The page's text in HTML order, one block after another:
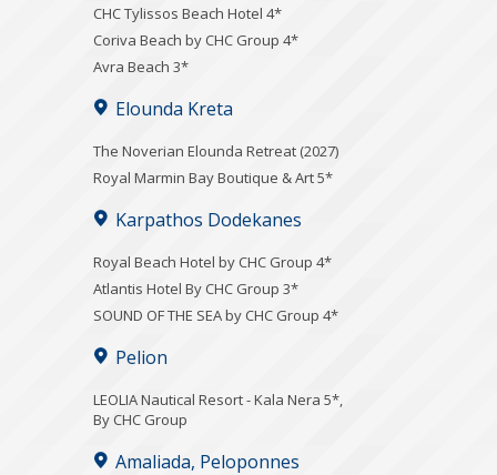
CHC Tylissos Beach Hotel 4*
Coriva Beach by CHC Group 4*
Avra Beach 3*
Elounda Kreta
The Noverian Elounda Retreat (2027)
Royal Marmin Bay Boutique & Art 5*
Karpathos Dodekanes
Royal Beach Hotel by CHC Group 4*
Atlantis Hotel By CHC Group 3*
SOUND OF THE SEA by CHC Group 4*
Pelion
LEOLIA Nautical Resort - Kala Nera 5*,
By CHC Group
Amaliada, Peloponnes